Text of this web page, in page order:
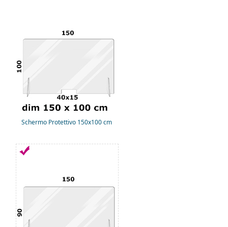
Schermo Protettivo 150x100 cm